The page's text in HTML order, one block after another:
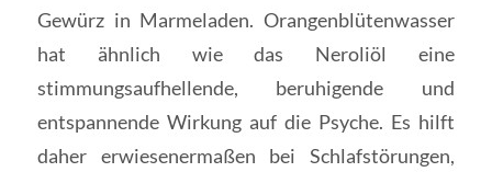
Gewürz in Marmeladen. Orangenblütenwasser
hat ähnlich wie das Neroliöl eine
stimmungsaufhellende, beruhigende und
entspannende Wirkung auf die Psyche. Es hilft
daher erwiesenermaßen bei Schlafstörungen,